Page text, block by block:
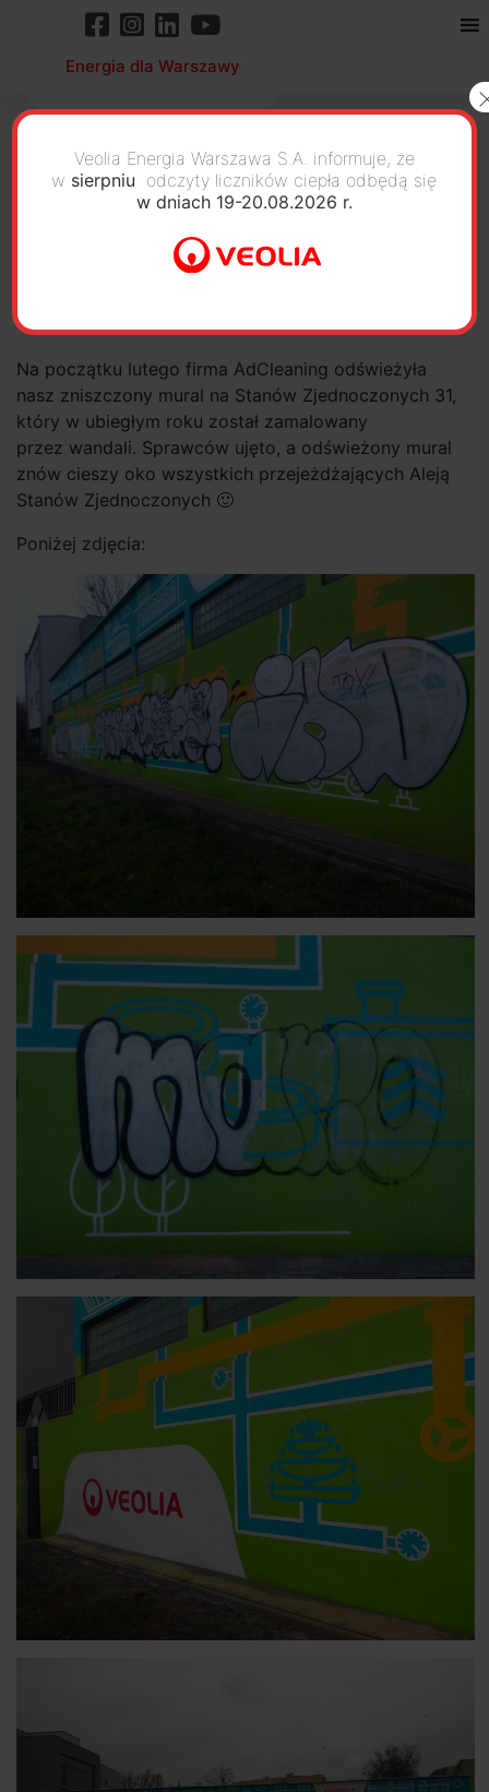
Energia dla Warszawy
Zjednoczonych
Na początku lutego firma AdCleaning odświeżyła
nasz zniszczony mural na Stanów Zjednoczonych 31,
który w ubiegłym roku został zamalowany
przez wandali. Sprawców ujęto, a odświeżony mural
znów cieszy oko wszystkich przejeżdżających Aleją
Stanów Zjednoczonych 🙂
Poniżej zdjęcia:
Veolia Energia Warszawa S.A. informuje, że
w sierpniu odczyty liczników ciepła odbędą się
w dniach 19-20.08.2026 r.